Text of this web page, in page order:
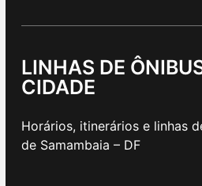
LINHAS DE
CIDADE
Horários, itinerários e linhas
de Samambaia – DF